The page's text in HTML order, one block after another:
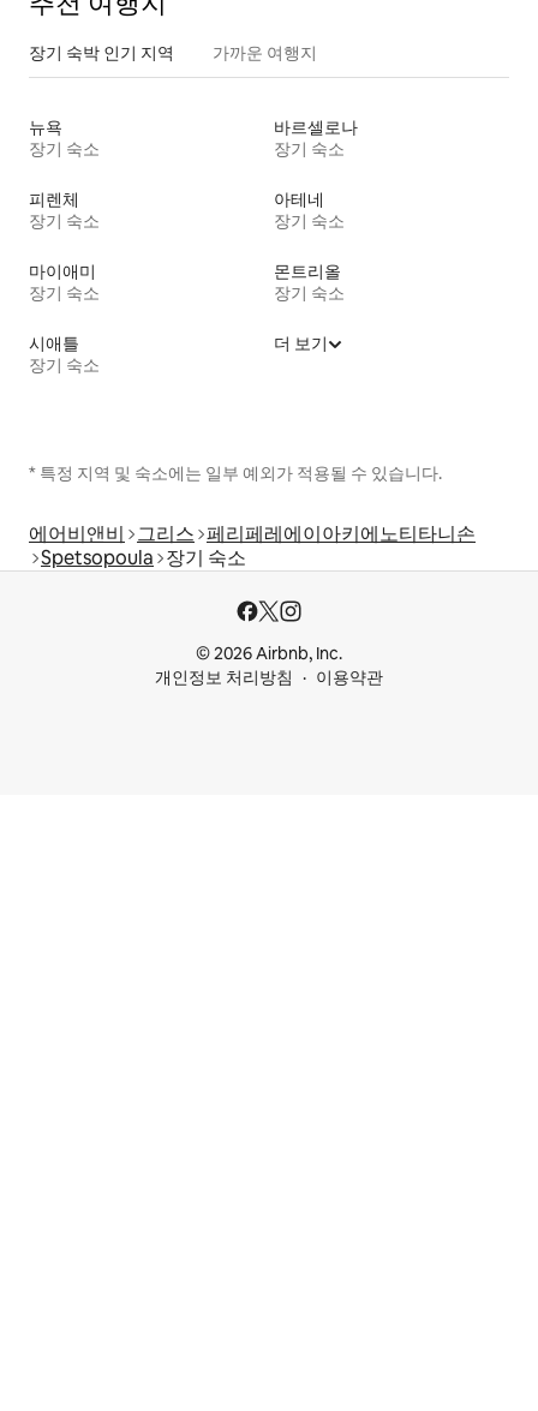
장기 숙박 인기 지역 가까운 여행지
뉴욕
장기 숙소
바르셀로나
장기 숙소
피렌체
장기 숙소
아테네
장기 숙소
마이애미
장기 숙소
몬트리올
장기 숙소
시애틀
장기 숙소
더 보기
* 특정 지역 및 숙소에는 일부 예외가 적용될 수 있습니다.
에어비앤비 그리스 페리페레에이아키에노티타니손
Spetsopoula 장기 숙소
© 2026 Airbnb, Inc.
개인정보 처리방침
이용약관